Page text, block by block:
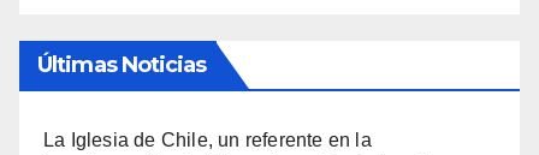
Últimas Noticias
La Iglesia de Chile, un referente en la